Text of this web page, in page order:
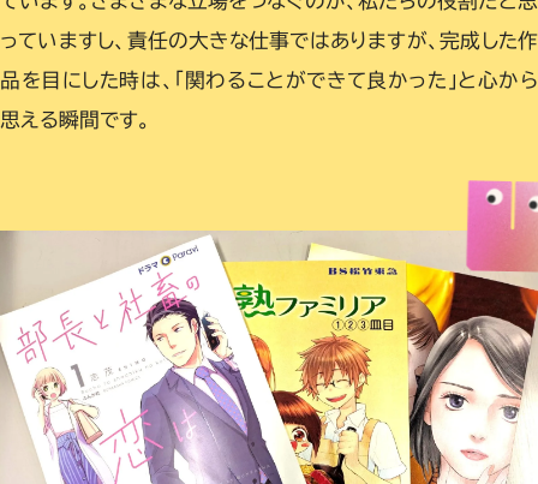
っていますし、責任の大きな仕事ではありますが、完成した作
品を目にした時は、「関わることができて良かった」と心から
思える瞬間です。